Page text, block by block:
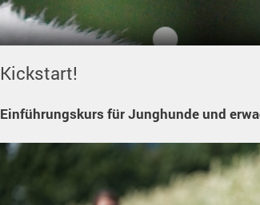
Kickstart!
Einführungskurs für Junghunde und